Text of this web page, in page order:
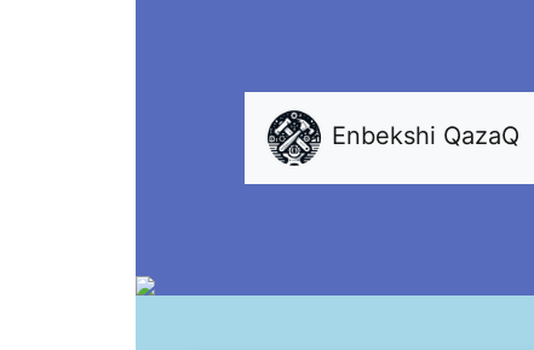
Enbekshi QazaQ